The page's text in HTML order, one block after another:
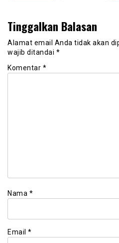
Tinggalkan Balasan
Alamat email Anda tidak akan
wajib ditandai *
Komentar *
Nama *
Email *